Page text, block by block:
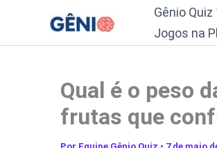
o
Gênio Quiz
Jogos na
Qual é o peso
frutas que